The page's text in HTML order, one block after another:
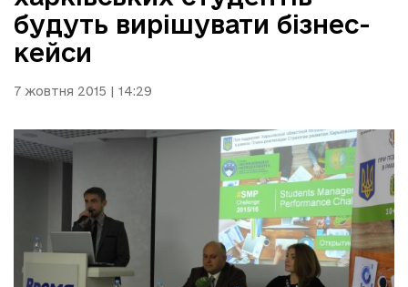
будуть вирішувати бізнес-
кейси
7 жовтня 2015 | 14:29